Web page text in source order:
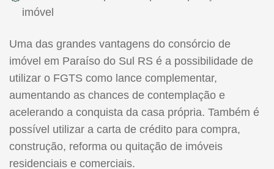
imóvel
Uma das grandes vantagens do consórcio de
imóvel em Paraíso do Sul RS é a possibilidade de
utilizar o FGTS como lance complementar,
aumentando as chances de contemplação e
acelerando a conquista da casa própria. Também é
possível utilizar a carta de crédito para compra,
construção, reforma ou quitação de imóveis
residenciais e comerciais.